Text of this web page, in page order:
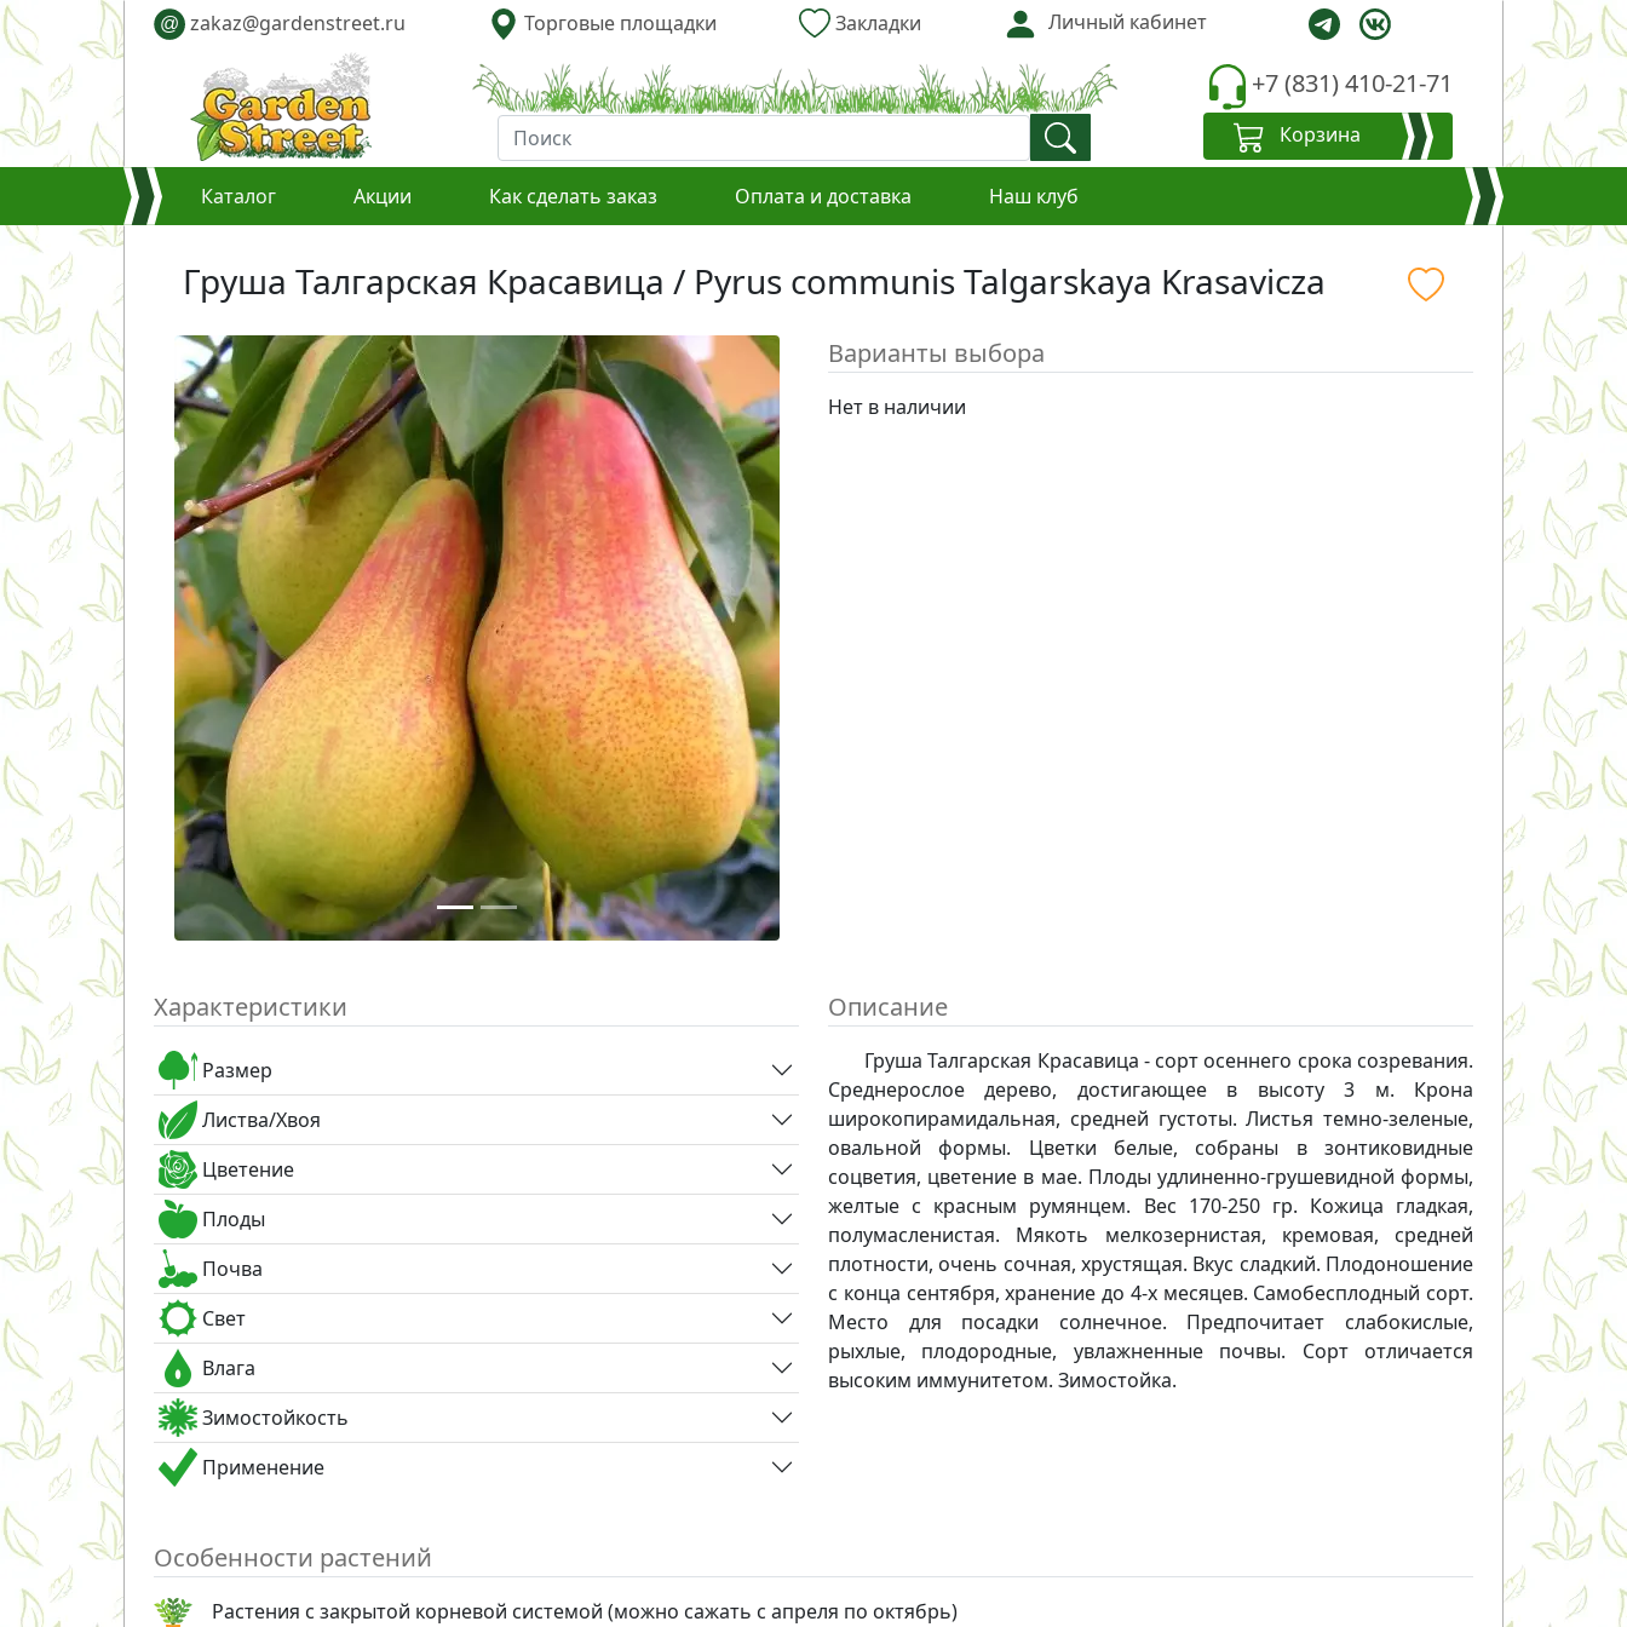
@ zakaz@gardenstreet.ru Торговые площадки Закладки Личный кабинет
+7 (831) 410-21-71
Корзина
Каталог Акции Как сделать заказ Оплата и доставка Наш клуб
Груша Талгарская Красавица / Pyrus communis Talgarskaya Krasavicza
Варианты выбора
Нет в наличии
Характеристики
Размер
Листва/Хвоя
Цветение
Плоды
Почва
Свет
Влага
Зимостойкость
Применение
Описание
Груша Талгарская Красавица - сорт осеннего срока созревания.
Среднерослое дерево, достигающее в высоту 3 м. Крона
широкопирамидальная, средней густоты. Листья темно-зеленые,
овальной формы. Цветки белые, собраны в зонтиковидные
соцветия, цветение в мае. Плоды удлиненно-грушевидной формы,
желтые с красным румянцем. Вес 170-250 гр. Кожица гладкая,
полумасленистая. Мякоть мелкозернистая, кремовая, средней
плотности, очень сочная, хрустящая. Вкус сладкий. Плодоношение
с конца сентября, хранение до 4-х месяцев. Самобесплодный сорт.
Место для посадки солнечное. Предпочитает слабокислые,
рыхлые, плодородные, увлажненные почвы. Сорт отличается
высоким иммунитетом. Зимостойка.
Особенности растений
Растения с закрытой корневой системой (можно сажать с апреля по октябрь)